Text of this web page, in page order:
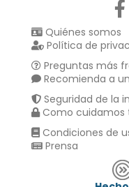
Quiénes somos
Política de
Preguntas más
Recomienda a
Seguridad de la
Como cuidamos
Condiciones de
Prensa